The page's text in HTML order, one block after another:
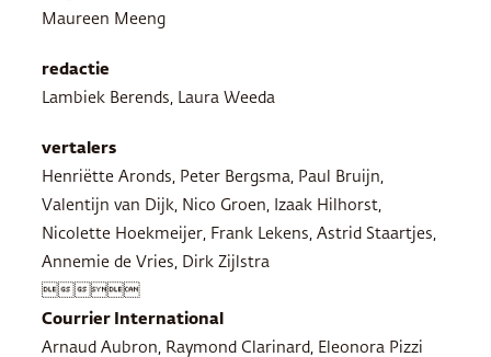
Maureen Meeng
redactie
Lambiek Berends, Laura Weeda
vertalers
Henriëtte Aronds, Peter Bergsma, Paul Bruijn,
Valentijn van Dijk, Nico Groen, Izaak Hilhorst,
Nicolette Hoekmeijer, Frank Lekens, Astrid Staartjes,
Annemie de Vries, Dirk Zijlstra

Courrier International
Arnaud Aubron, Raymond Clarinard, Eleonora Pizzi